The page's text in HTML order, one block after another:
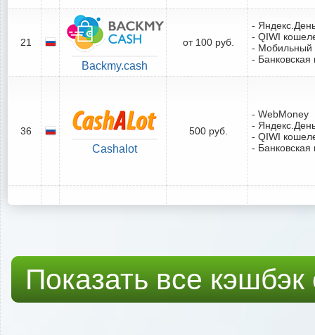
21
Backmy.cash
от 100 руб.
-
- QIWI
- Мобильный
- Банковская
36
Cashalot
500 руб.
- WebMoney
-
- QIWI
- Банковская
Показать все